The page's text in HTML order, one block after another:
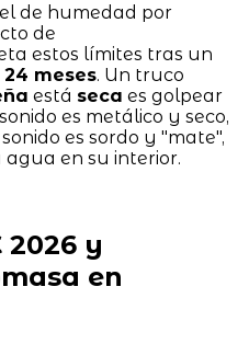
de humedad por
de
estos límites tras un
meses. Un truco
está seca es golpear
es metálico y seco,
es sordo y "mate",
en su interior.
2026 y
en